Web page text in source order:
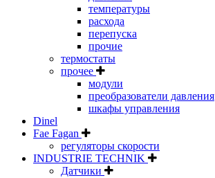
температуры
расхода
перепуска
прочие
термостаты
прочее
модули
преобразователи давления
шкафы управления
Dinel
Fae Fagan
регуляторы скорости
INDUSTRIE TECHNIK
Датчики